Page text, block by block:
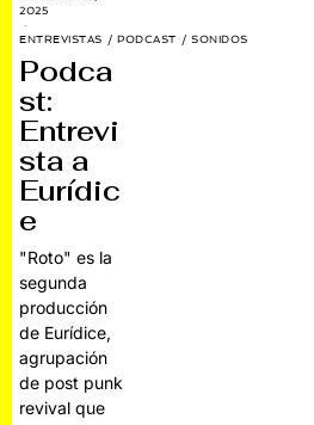
2025
ENTREVISTAS / PODCAST / SONIDOS
Podca
st:
Entrevi
sta a
Eurídic
e
"Roto" es la
segunda
producción
de Eurídice,
agrupación
de post punk
revival que